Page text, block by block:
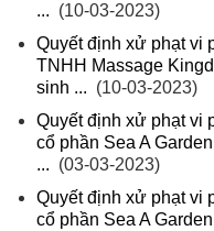
... (10-03-2023)
Quyết định xử phạt vi
TNHH Massage
sinh ... (10-03-2023)
Quyết định xử phạt vi
cổ phần Sea A
... (03-03-2023)
Quyết định xử phạt vi
cổ phần Sea A